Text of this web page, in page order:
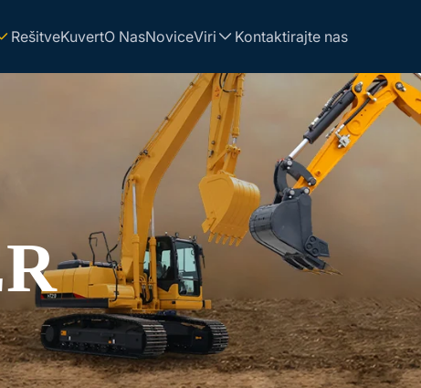
RešitveKuvertO NasNoviceViri Kontaktirajte nas